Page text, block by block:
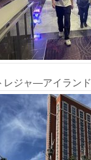
レジャ―アイランド